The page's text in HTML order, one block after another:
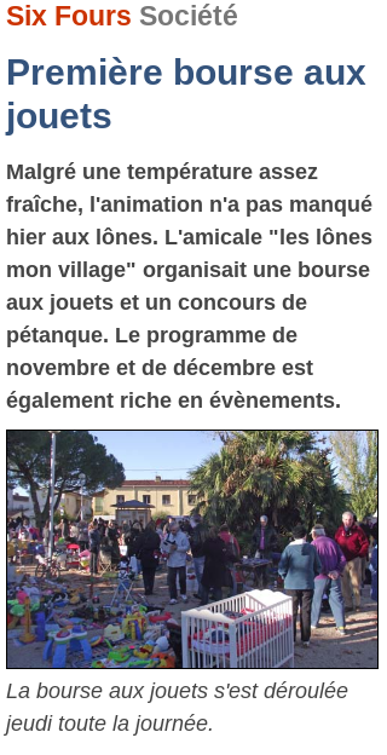
Six Fours Société
Première bourse aux
jouets
Malgré une température assez
fraîche, l'animation n'a pas manqué
hier aux lônes. L'amicale "les lônes
mon village" organisait une bourse
aux jouets et un concours de
pétanque. Le programme de
novembre et de décembre est
également riche en évènements.
La bourse aux jouets s'est déroulée
jeudi toute la journée.